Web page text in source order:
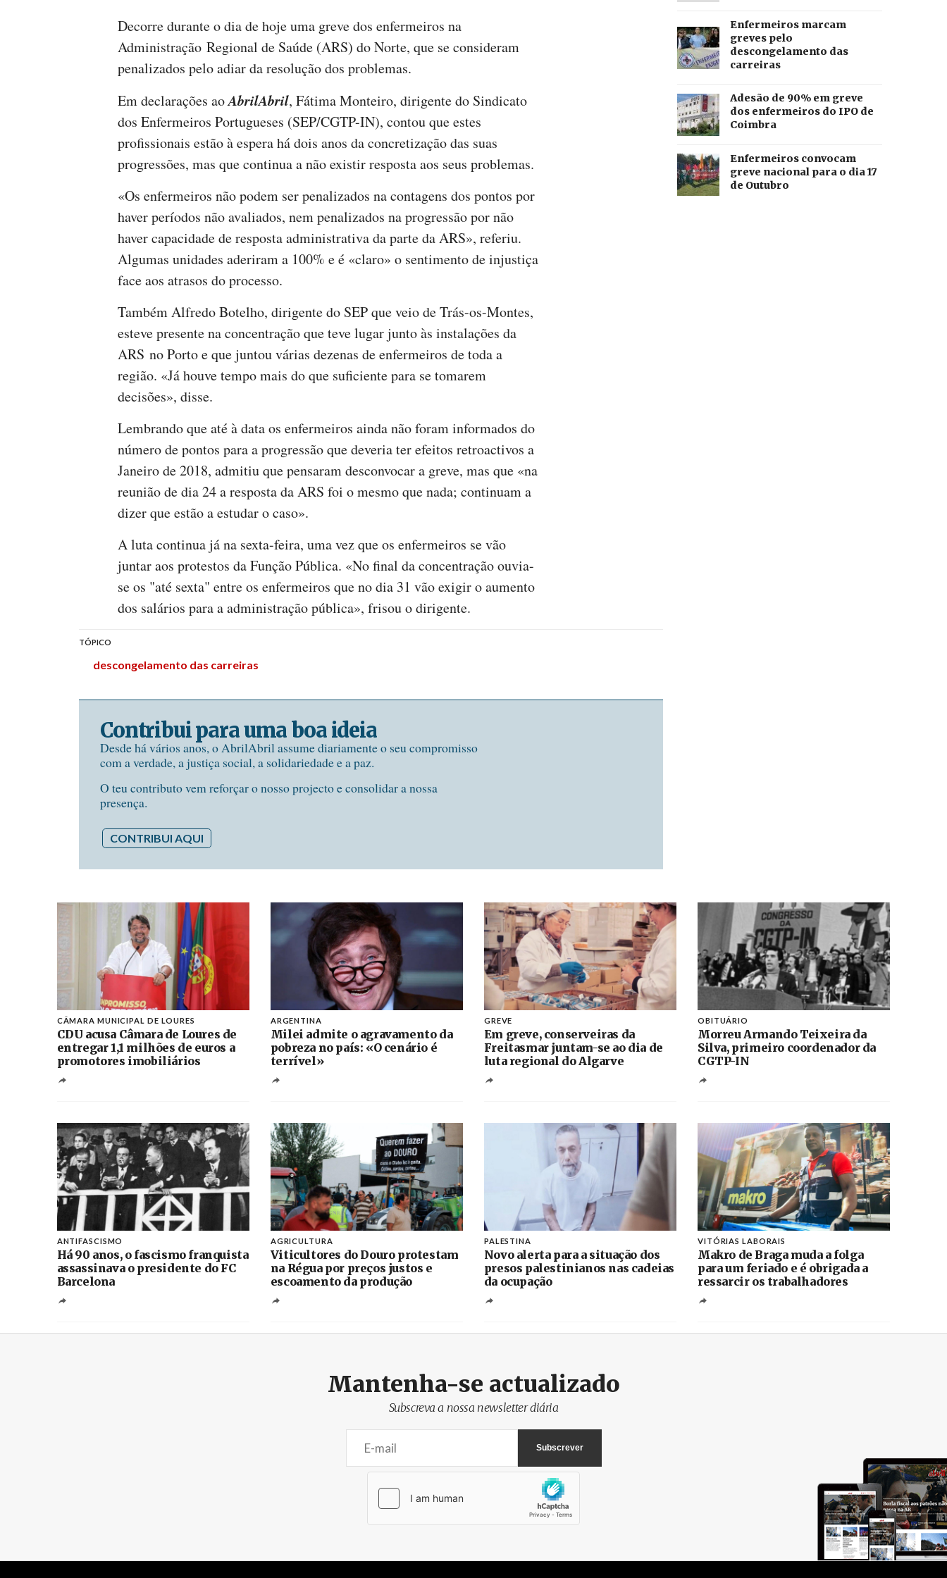
Decorre durante o dia de hoje uma greve dos enfermeiros na
Administração Regional de Saúde (ARS) do Norte, que se consideram
penalizados pelo adiar da resolução dos problemas.
Em declarações aoAbrilAbril, Fátima Monteiro, dirigente do Sindicato
dos Enfermeiros Portugueses (SEP/CGTP-IN), contou que estes
profissionais estão à espera há dois anos da concretização das suas
progressões, mas que continua a não existir resposta aos seus problemas.
«Os enfermeiros não podem ser penalizados na contagens dos pontos por
haver períodos não avaliados, nem penalizados na progressão por não
haver capacidade de resposta administrativa da parte da ARS», referiu.
Algumas unidades aderiram a 100% e é «claro» o sentimento de injustiça
face aos atrasos do processo.
Também Alfredo Botelho, dirigente do SEP que veio de Trás-os-Montes,
esteve presente na concentração que teve lugar junto às instalações da
ARS no Porto e que juntou várias dezenas de enfermeiros de toda a
região. «Já houve tempo mais do que suficiente para se tomarem
decisões», disse.
Lembrando que até à data os enfermeiros ainda não foram informados do
número de pontos para a progressão que deveria ter efeitos retroactivos a
Janeiro de 2018, admitiu que pensaram desconvocar a greve, mas que «na
reunião de dia 24 a resposta da ARS foi o mesmo que nada; continuam a
dizer que estão a estudar o caso».
A luta continua já na sexta-feira, uma vez que os enfermeiros se vão
juntar aos protestos da Função Pública. «No final da concentração ouvia-
se os "até sexta" entre os enfermeiros que no dia 31 vão exigir o aumento
dos salários para a administração pública», frisou o dirigente.
TÓPICO
descongelamento das carreiras
Contribui para uma boa ideia
Desde há vários anos, o AbrilAbril assume diariamente o seu compromisso
com a verdade, a justiça social, a solidariedade e a paz.
O teu contributo vem reforçar o nosso projecto e consolidar a nossa
presença.
CONTRIBUI AQUI
Enfermeiros marcam
greves pelo
descongelamento das
carreiras
Adesão de 90% em greve
dos enfermeiros do IPO de
Coimbra
Enfermeiros convocam
greve nacional para o dia 17
de Outubro
CÂMARA MUNICIPAL DE LOURES
CDU acusa Câmara de Loures de
entregar 1,1 milhões de euros a
promotores imobiliários
ARGENTINA
Milei admite o agravamento da
pobreza no país: «O cenário é
terrível»
GREVE
Em greve, conserveiras da
Freitasmar juntam-se ao dia de
luta regional do Algarve
OBITUÁRIO
Morreu Armando Teixeira da
Silva, primeiro coordenador da
CGTP-IN
ANTIFASCISMO
Há 90 anos, o fascismo franquista
assassinava o presidente do FC
Barcelona
AGRICULTURA
Viticultores do Douro protestam
na Régua por preços justos e
escoamento da produção
PALESTINA
Novo alerta para a situação dos
presos palestinianos nas cadeias
da ocupação
VITÓRIAS LABORAIS
Makro de Braga muda a folga
para um feriado e é obrigada a
ressarcir os trabalhadores
Mantenha-se actualizado
Subscreva a nossa newsletter diária